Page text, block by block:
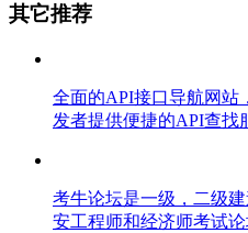
其它推荐
全面的API接口导航网站
发者提供便捷的API查找
考牛论坛是一级，二级
安工程师和经济师考试